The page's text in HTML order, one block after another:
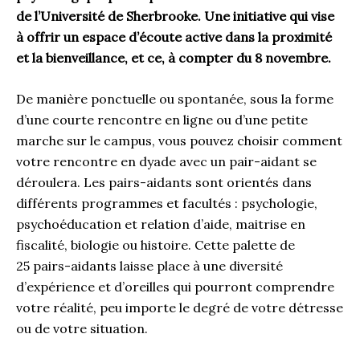
de l’Université de Sherbrooke. Une initiative qui vise
à offrir un espace d’écoute active dans la proximité
et la bienveillance, et ce, à compter du 8 novembre.
De manière ponctuelle ou spontanée, sous la forme
d’une courte rencontre en ligne ou d’une petite
marche sur le campus, vous pouvez choisir comment
votre rencontre en dyade avec un pair-aidant se
déroulera. Les pairs-aidants sont orientés dans
différents programmes et facultés : psychologie,
psychoéducation et relation d’aide, maitrise en
fiscalité, biologie ou histoire. Cette palette de
25 pairs-aidants laisse place à une diversité
d’expérience et d’oreilles qui pourront comprendre
votre réalité, peu importe le degré de votre détresse
ou de votre situation.